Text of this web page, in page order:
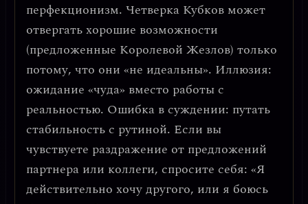
перфекционизм. Четверка Кубков может
отвергать хорошие возможности
(предложенные Королевой Жезлов) только
потому, что они «не идеальны». Иллюзия:
ожидание «чуда» вместо работы с
реальностью. Ошибка в суждении: путать
стабильность с рутиной. Если вы
чувствуете раздражение от предложений
партнера или коллеги, спросите себя: «Я
действительно хочу другого, или я боюсь